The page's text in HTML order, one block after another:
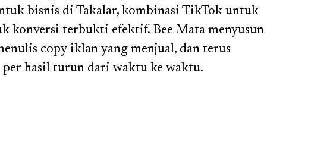
bisnis di Takalar, kombinasi TikTok untuk
konversi terbukti efektif. Bee Mata menyusun
copy iklan yang menjual, dan terus
hasil turun dari waktu ke waktu.